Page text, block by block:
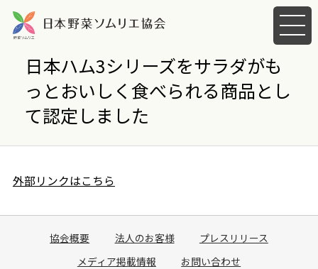
メ
ニ
ー
を
日本ハム3シリーズをサラダがも
っとおいしく食べられる商品とし
て認定しました
外部リンクはこちら
協会概要 法人のお客様
プレスリリース
メディア掲載情報
お問い合わせ